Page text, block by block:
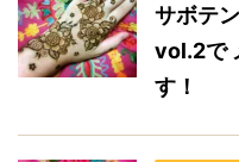
サボテ
vol.2で
す！